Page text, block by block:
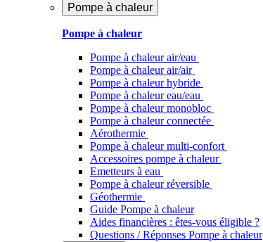
Pompe à chaleur
Pompe à chaleur
Pompe à chaleur air/eau
Pompe à chaleur air/air
Pompe à chaleur hybride
Pompe à chaleur​ eau/eau
Pompe à chaleur monobloc
Pompe à chaleur connectée
Aérothermie
Pompe à chaleur multi-confort
Accessoires pompe à chaleur
Emetteurs à eau
Pompe à chaleur réversible
Géothermie
Guide Pompe à chaleur
Aides financières : êtes-vous éligible ?
Questions / Réponses Pompe à chaleur